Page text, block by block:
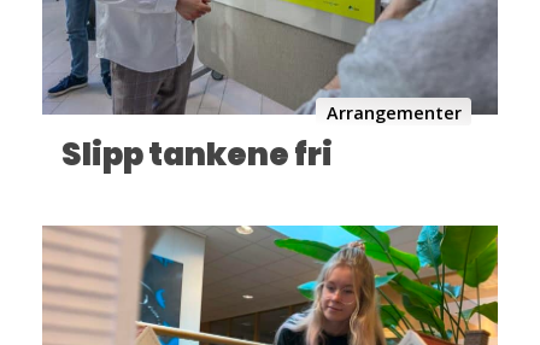
Arrangementer
Slipp tankene fri